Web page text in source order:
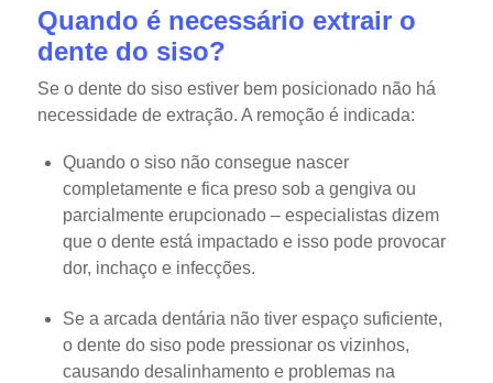
Quando é necessário extrair o
dente do siso?
Se o dente do siso estiver bem posicionado não há
necessidade de extração. A remoção é indicada:
Quando o siso não consegue nascer
completamente e fica preso sob a gengiva ou
parcialmente erupcionado – especialistas dizem
que o dente está impactado e isso pode provocar
dor, inchaço e infecções.
Se a arcada dentária não tiver espaço suficiente,
o dente do siso pode pressionar os vizinhos,
causando desalinhamento e problemas na